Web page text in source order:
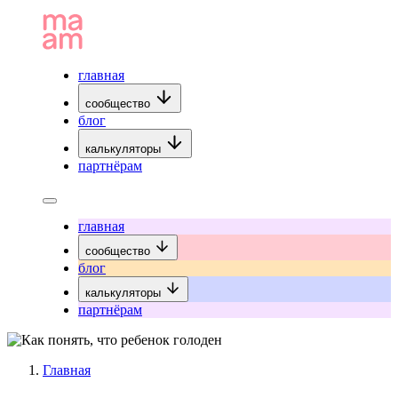
главная
сообщество
блог
калькуляторы
партнёрам
главная
сообщество
блог
калькуляторы
партнёрам
Главная